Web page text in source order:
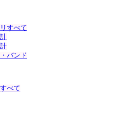
すべて
バンド
べて